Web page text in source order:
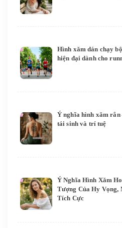
Hình xăm dán chạy
hiện đại dành cho
Ý nghĩa hình xăm rắn
tái sinh và trí tuệ
Ý Nghĩa Hình Xăm
Tượng Của Hy Vọng,
Tích Cực